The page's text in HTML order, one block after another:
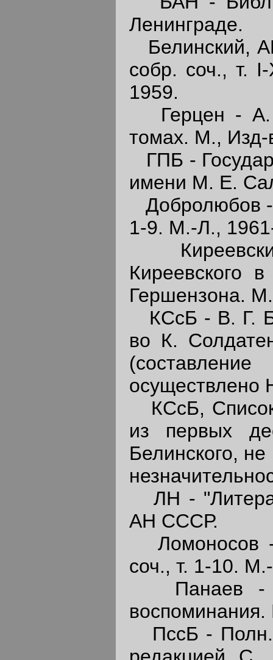
Ленинграде.
Белинский,
собр. соч., т.
1959.
Герцен - А.
томах. М.,
ГПБ -
имени М. Е.
Добролюбов
1-9. М.-Л.,
Киреевского
Гершензона.
КСсБ - В. Г.
во К.
осуществлено
КСсБ,
из первых
Белинского,
ЛН -
АН СССР.
Ломоносов
соч., т. 1-10.
Панаев -
воспоминания.
ПссБ - Полн.